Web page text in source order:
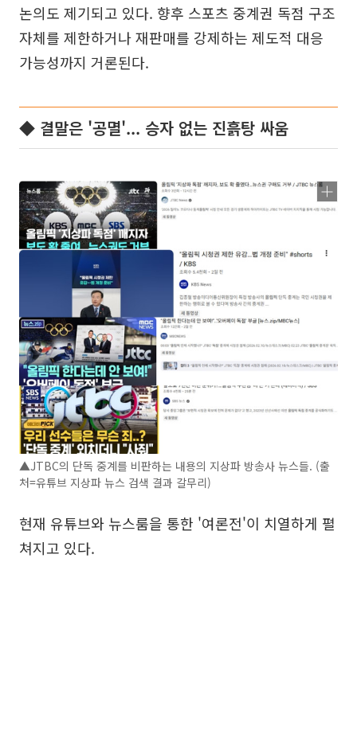
논의도 제기되고 있다. 향후 스포츠 중계권 독점 구조
자체를 제한하거나 재판매를 강제하는 제도적 대응
가능성까지 거론된다.
◆ 결말은 '공멸'... 승자 없는 진흙탕 싸움
▲JTBC의 단독 중계를 비판하는 내용의 지상파 방송사 뉴스들. (출
처=유튜브 지상파 뉴스 검색 결과 갈무리)
현재 유튜브와 뉴스룸을 통한 '여론전'이 치열하게 펼
쳐지고 있다.